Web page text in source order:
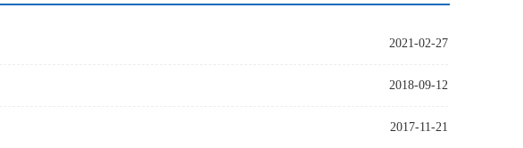
2021-02-27
2018-09-12
2017-11-21